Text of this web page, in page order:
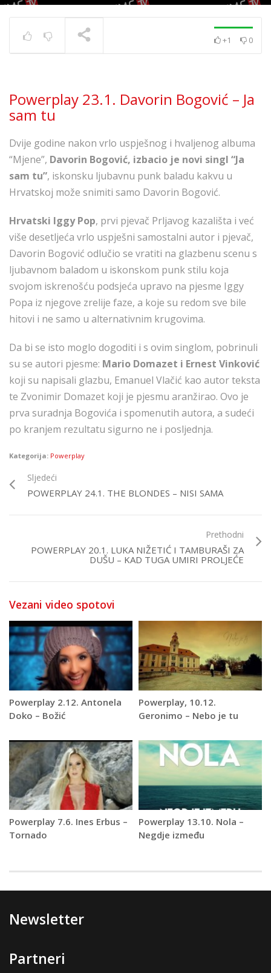
+1 0
Powerplay 23.1. Davorin Bogović – Ja
sam tu
Dvije godine nakon vrlo uspješnog i hvaljenog albuma
“Mjene”, Davorin Bogović, izbacio je novi singl “Ja
sam tu”, iskonsku ljubavnu punk baladu kakvu u
Hrvatskoj može snimiti samo Davorin Bogović.
Hrvatski Iggy Pop, prvi pjevač Prljavog kazališta i već
više desetljeća vrlo uspješni samostalni autor i pjevač,
Davorin Bogović odlučio se vratiti na glazbenu scenu s
ljubavnom baladom u iskonskom punk stilu koja
svojom iskrenošću podsjeća upravo na pjesme Iggy
Popa iz njegove zrelije faze, a koje su redom sve bile
hitovi i ne samo u alternativnim krugovima.
Da bi se isto moglo dogoditi i s ovim singlom, pobrinuli
su se autori pjesme: Mario Domazet i Ernest Vinković
koji su napisali glazbu, Emanuel Vlačić kao autor teksta
te Zvonimir Domazet koji je pjesmu aranžirao. Ovo je
prva suradnja Bogovića i spomenutih autora, a sudeći
po kranjem rezultatu sigurno ne i posljednja.
Kategorija: Powerplay
Sljedeći
POWERPLAY 24.1. THE BLONDES – NISI SAMA
Prethodni
POWERPLAY 20.1. LUKA NIŽETIĆ I TAMBURAŠI ZA
DUŠU – KAD TUGA UMIRI PROLJEĆE
Vezani video spotovi
Powerplay 2.12. Antonela
Doko – Božić
Powerplay, 10.12.
Geronimo – Nebo je tu
Powerplay 7.6. Ines Erbus –
Tornado
Powerplay 13.10. Nola –
Negdje između
Newsletter
Partneri